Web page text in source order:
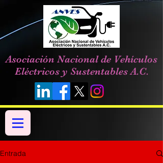
Asociación Nacional de Vehículos
Eléctricos y Sustentables A.C.
Entrada